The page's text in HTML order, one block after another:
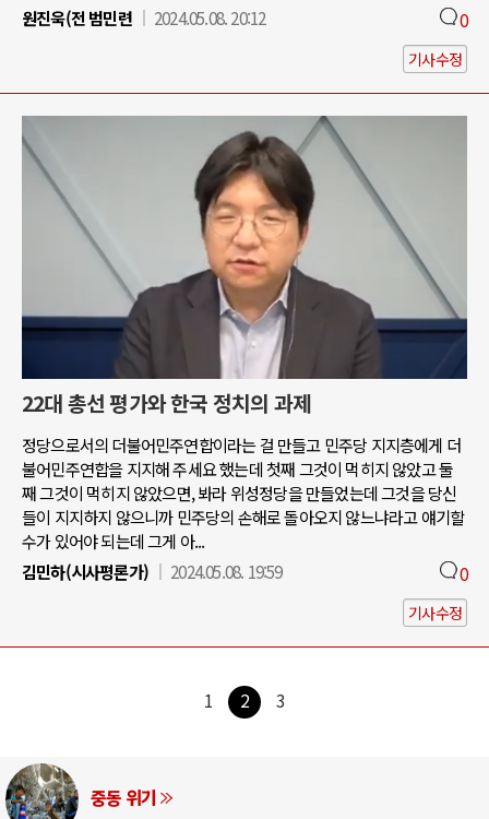
원진욱(전 범민련
2024.05.08. 20:12 0
기사수정
22대 총선 평가와 한국 정치의 과제
정당으로서의 더불어민주연합이라는 걸 만들고 민주당 지지층에게 더
불어민주연합을 지지해 주세요 했는데 첫째 그것이 먹히지 않았고 둘
째 그것이 먹히지 않았으면, 봐라 위성정당을 만들었는데 그것을 당신
들이 지지하지 않으니까 민주당의 손해로 돌아오지 않느냐라고 얘기할
수가 있어야 되는데 그게 아...
김민하(시사평론가)
2024.05.08. 19:59 0
기사수정
1 2 3
AI와 인간